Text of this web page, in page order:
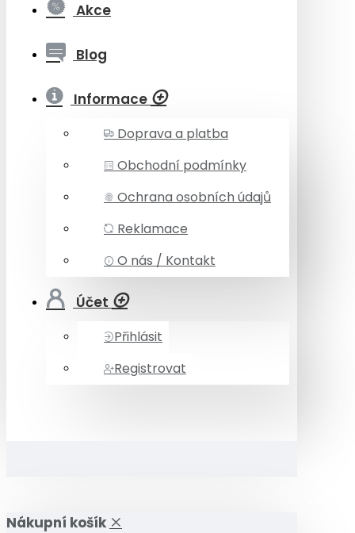
Akce
Blog
Informace
Doprava a platba
Obchodní podmínky
Ochrana osobních údajů
Reklamace
O nás / Kontakt
Účet
Přihlásit
Registrovat
Nákupní košík